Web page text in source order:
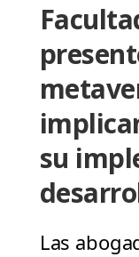
su
Las